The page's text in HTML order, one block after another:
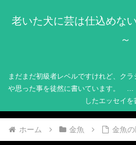
老いた犬に芸は仕込めな
～
まだまだ初級者レベルですけれど、ク
や思った事を徒然に書いています。 …
したエッセイを
ホーム 金魚 金魚